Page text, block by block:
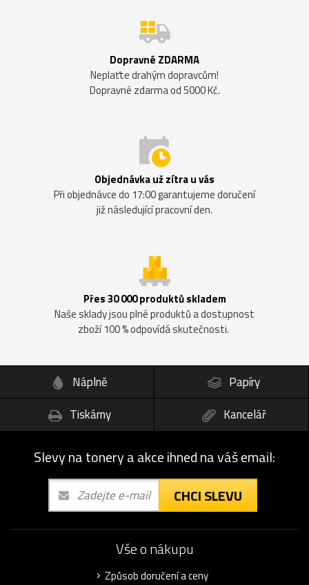
Dopravné ZDARMA
Neplaťte drahým dopravcům!
Dopravné zdarma od 5000 Kč.
Objednávka už zítra u vás
Při objednávce do 17:00 garantujeme doručení
již následující pracovní den.
Přes 30 000 produktů skladem
Naše sklady jsou plné produktů a dostupnost
zboží 100 % odpovídá skutečnosti.
Náplně
Papíry
Tiskárny
Kancelář
Slevy na tonery a akce ihned na váš email:
CHCI SLEVU
Vše o nákupu
Způsob doručení a ceny